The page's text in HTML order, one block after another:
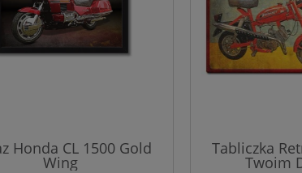
Honda CL 1500 Gold
Wing
Tabliczka
Twoim